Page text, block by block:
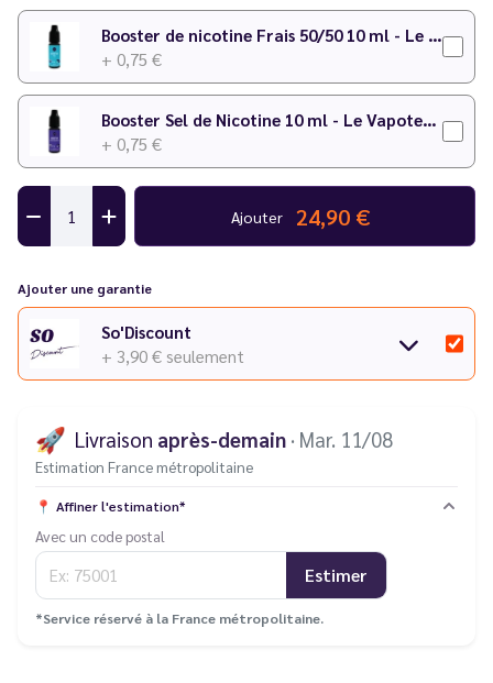
Booster de nicotine Frais 50/50 10 ml - Le Vapoteur Discount
+ 0,75 €
Booster Sel de Nicotine 10 ml - Le Vapoteur Discount
+ 0,75 €
Ajouter 24,90 €
Ajouter une garantie
So'Discount
+ 3,90 € seulement
🚀 Livraison après-demain · Mar. 11/08
Estimation France métropolitaine
📍 Affiner l'estimation*
Avec un code postal
Estimer
*Service réservé à la France métropolitaine.